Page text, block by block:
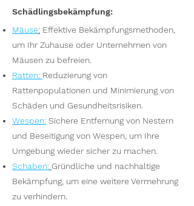
Schädlingsbekämpfung:
Mäuse: Effektive Bekämpfungsmethoden,
um Ihr Zuhause oder Unternehmen von
Mäusen zu befreien.
Ratten: Reduzierung von
Rattenpopulationen und Minimierung von
Schäden und Gesundheitsrisiken.
Wespen: Sichere Entfernung von Nestern
und Beseitigung von Wespen, um Ihre
Umgebung wieder sicher zu machen.
Schaben: Gründliche und nachhaltige
Bekämpfung, um eine weitere Vermehrung
zu verhindern.